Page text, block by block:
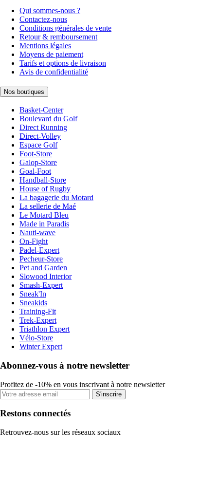
Qui sommes-nous ?
Contactez-nous
Conditions générales de vente
Retour & remboursement
Mentions légales
Moyens de paiement
Tarifs et options de livraison
Avis de confidentialité
Nos boutiques
Basket-Center
Boulevard du Golf
Direct Running
Direct-Volley
Espace Golf
Foot-Store
Galop-Store
Goal-Foot
Handball-Store
House of Rugby
La bagagerie du Motard
La sellerie de Maé
Le Motard Bleu
Made in Paradis
Nauti-wave
On-Fight
Padel-Expert
Pecheur-Store
Pet and Garden
Slowood Interior
Smash-Expert
Sneak'In
Sneakids
Training-Fit
Trek-Expert
Triathlon Expert
Vélo-Store
Winter Expert
Abonnez-vous à notre newsletter
Profitez de -10% en vous inscrivant à notre newsletter
S'inscrire
Restons connectés
Retrouvez-nous sur les réseaux sociaux